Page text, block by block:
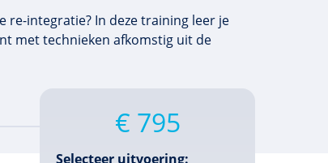
re-integratie? In deze training leer je
met technieken afkomstig uit de
€ 795
Selecteer uitvoering: